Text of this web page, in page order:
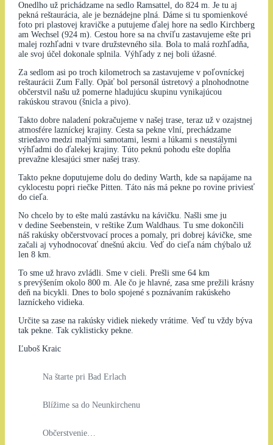
Onedlho už prichádzame na sedlo Ramsattel, do 824 m. Je tu aj
pekná reštaurácia, ale je beznádejne plná. Dáme si tu spomienkové
foto pri plastovej kravičke a putujeme ďalej hore na sedlo Kirchberg
am Wechsel (924 m). Cestou hore sa na chvíľu zastavujeme ešte pri
malej rozhľadni v tvare družstevného sila. Bola to malá rozhľadňa,
ale svoj účel dokonale splnila. Výhľady z nej boli úžasné.
Za sedlom asi po troch kilometroch sa zastavujeme v poľovníckej
reštaurácii Zum Fally. Opäť bol personál ústretový a plnohodnotne
občerstvil našu už pomerne hladujúcu skupinu vynikajúcou
rakúskou stravou (šnicla a pivo).
Takto dobre naladení pokračujeme v našej trase, teraz už v ozajstnej
atmosfére lazníckej krajiny. Cesta sa pekne vlní, prechádzame
striedavo medzi malými samotami, lesmi a lúkami s neustálymi
výhľadmi do ďalekej krajiny. Túto peknú pohodu ešte dopĺňa
prevažne klesajúci smer našej trasy.
Takto pekne doputujeme dolu do dediny Warth, kde sa napájame na
cyklocestu popri riečke Pitten. Táto nás má pekne po rovine priviesť
do cieľa.
No chcelo by to ešte malú zastávku na kávičku. Našli sme ju
v dedine Seebenstein, v reštike Zum Waldhaus. Tu sme dokončili
náš rakúsky občerstvovací proces a pomaly, pri dobrej kávičke, sme
začali aj vyhodnocovať dnešnú akciu. Veď do cieľa nám chýbalo už
len 8 km.
To sme už hravo zvládli. Sme v cieli. Prešli sme 64 km
s prevýšením okolo 800 m. Ale čo je hlavné, zasa sme prežili krásny
deň na bicykli. Dnes to bolo spojené s poznávaním rakúskeho
lazníckeho vidieka.
Určite sa zase na rakúsky vidiek niekedy vrátime. Veď tu vždy býva
tak pekne. Tak cyklisticky pekne.
Ľuboš Kraic
Na štarte pri Bad Erlach
Blížime sa do Neunkirchenu
Občerstvenie…